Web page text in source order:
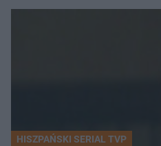
HISZPAŃSKI SERIAL TVP